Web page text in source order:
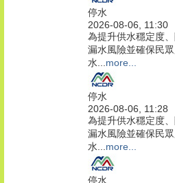
停水
2026-08-06, 11:30
為提升供水穩定度
漏水風險並確保民
水... more...
停水
2026-08-06, 11:28
為提升供水穩定度
漏水風險並確保民
水... more...
停水